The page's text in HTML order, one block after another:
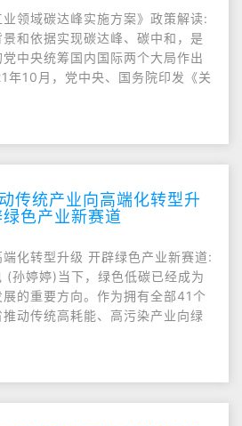
业领域碳达峰实施方案》政策解读:
和依据实现碳达峰、碳中和，是
中央统筹国内国际两个大局作出
年10月，党中央、国务院印发《关
传统产业向高端化转型升
色产业新赛道
化转型升级 开辟绿色产业新赛道:
孙婷婷)当下，绿色低碳已经成为
的重要方向。作为拥有全部41个
动传统高耗能、高污染产业向绿